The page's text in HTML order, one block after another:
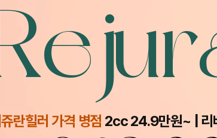
란힐러 가격 병점 2cc 24.9만원~ | 리